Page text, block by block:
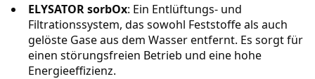
ELYSATOR sorbOx: Ein Entlüftungs- und
Filtrationssystem, das sowohl Feststoffe als auch
gelöste Gase aus dem Wasser entfernt. Es sorgt für
einen störungsfreien Betrieb und eine hohe
Energieeffizienz.